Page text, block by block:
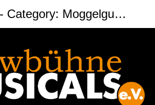
Galerie - Category: Moggelguntia - Image: Moggelguntia 2